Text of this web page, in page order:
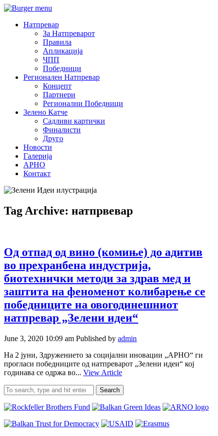
Натпревар
За Натпреварот
Правила
Апликација
ЧПП
Победници
Регионален Натпревар
Концепт
Партнери
Регионални Победници
Зелено Катче
Садливи картички
Финалисти
Друго
Новости
Галерија
АРНО
Контакт
Tag Archive: натпрвевар
Од отпад од вино (комиње) до адитив
во прехранбена индустрија,
биотехнички методи за здрав мед и
заштита на феноменот колибарење се
победниците на овогодинешниот
натпревар „Зелени идеи“
June 3, 2020 10:09 am Published by admin
На 2 јуни, Здружението за социјални иновации „АРНО“ ги
прогласи победниците од натпреварот „Зелени идеи“ кој
годинава се одржа во... View Article
Search